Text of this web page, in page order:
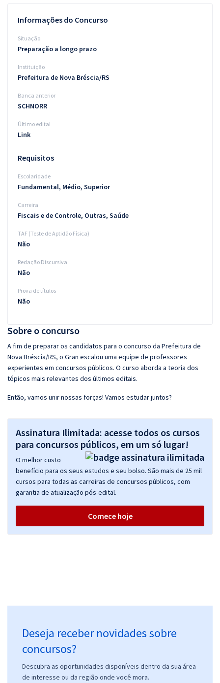
Questões grátis
Conteúdo gratuito
Aprovados
Atendimento
Sobre o concurso
A fim de preparar os candidatos para o concurso da Prefeitura de
Nova Bréscia/RS, o Gran escalou uma equipe de professores
experientes em concursos públicos. O curso aborda a teoria dos
tópicos mais relevantes dos últimos editais.
Então, vamos unir nossas forças! Vamos estudar juntos?
Assinatura Ilimitada: acesse todos os cursos
para concursos públicos, em um só lugar!
O melhor custo
benefício para os seus estudos e seu bolso. São mais de 25 mil
cursos para todas as carreiras de concursos públicos, com
garantia de atualização pós-edital.
Comece hoje
Deseja receber novidades sobre
concursos?
Descubra as oportunidades disponíveis dentro da sua área
de interesse ou da região onde você mora.
Informações do Concurso
Situação
Preparação a longo prazo
Instituição
Prefeitura de Nova Bréscia/RS
Banca anterior
SCHNORR
Último edital
Link
Requisitos
Escolaridade
Fundamental, Médio, Superior
Carreira
Fiscais e de Controle, Outras, Saúde
TAF (Teste de Aptidão Física)
Não
Redação Discursiva
Não
Prova de títulos
Não